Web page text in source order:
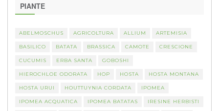
PIANTE
ABELMOSCHUS AGRICOLTURA ALLIUM ARTEMISIA
BASILICO BATATA BRASSICA CAMOTE CRESCIONE
CUCUMIS ERBA SANTA GOBOSHI
HIEROCHLOE ODORATA HOP HOSTA HOSTA MONTANA
HOSTA URUI HOUTTUYNIA CORDATA IPOMEA
IPOMEA ACQUATICA IPOMEA BATATAS IRESINE HERBISTI